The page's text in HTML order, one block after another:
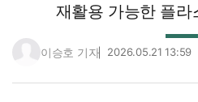
재활용 가능한 플
이승호 기자 2026.05.21 13:59